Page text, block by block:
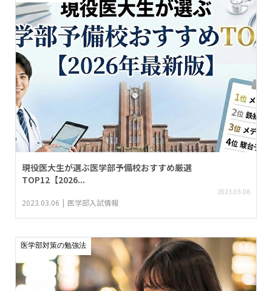
現役医大生が選ぶ医学部予備校おすすめ厳選
TOP12【2026...
2023.03.06
2023.03.06 医学部入試情報
医学部対策の勉強法